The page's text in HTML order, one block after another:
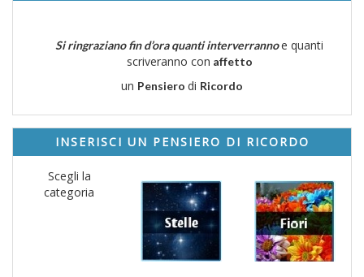
Si ringraziano fin d’ora quanti interverrannoe quanti
scriveranno con affetto
un Pensiero di Ricordo
INSERISCI UN PENSIERO DI RICORDO
Scegli la
categoria